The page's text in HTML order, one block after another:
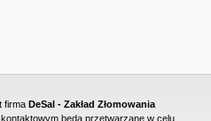
firma DeSal - Zakład Złomowania
kontaktowym będą przetwarzane w celu